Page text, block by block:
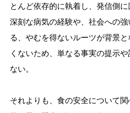
とんど依存的に執着し、発信側に
深刻な病気の経験や、社会への
る、やむを得ないルーツが背景
くないため、単なる事実の提示
ない。
それよりも、食の安全について